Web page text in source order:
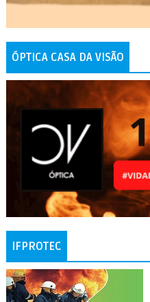
ÓPTICA CASA DA VISÃO
IFPROTEC